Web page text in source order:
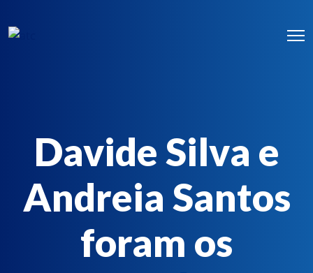
Davide Silva e
Andreia Santos
foram os